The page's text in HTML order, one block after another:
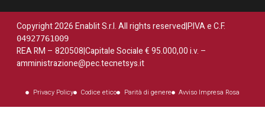
Copyright 2026 Enablit S.r.l. All rights reserved|P.IVA e C.F.
04927761009
REA RM – 820508|Capitale Sociale € 95.000,00 i.v. –
amministrazione@pec.tecnetsys.it
Privacy Policy Codice etico Parità di genere Avviso Impresa Rosa